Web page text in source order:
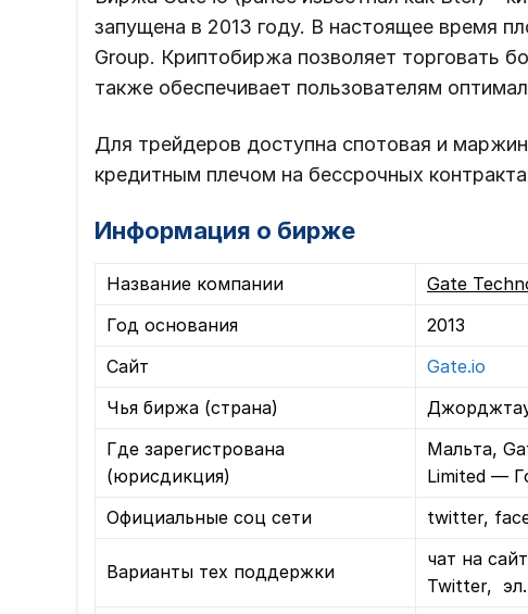
запущена в 2013 году. В настоящее время
Group. Криптобиржа позволяет торговать
также обеспечивает пользователям
Для трейдеров доступна спотовая и
кредитным плечом на бессрочных
Информация о бирже
Название компании
Gate
Год основания
2013
Сайт
Gate.io
Чья биржа (страна)
Где зарегистрована
(юрисдикция)
Мальта,
Limited —
Официальные соц сети
twitter,
Варианты тех поддержки
чат на
Twitter, эл.